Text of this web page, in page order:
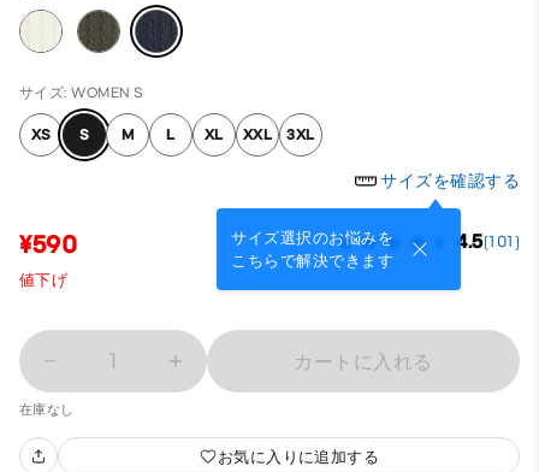
サイズ: WOMEN S
XS S M L XL XXL 3XL
サイズを確認する
サイズ選択のお悩みを
こちらで解決できます
¥590 4.5(101)
値下げ
1 カートに入れる
在庫なし
お気に入りに追加する